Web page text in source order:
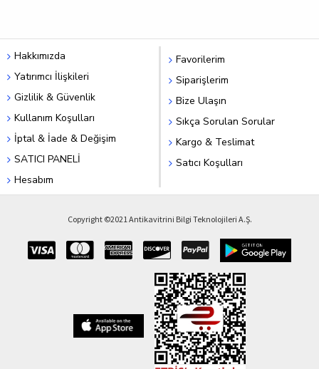
Hakkımızda
Yatırımcı İlişkileri
Gizlilik & Güvenlik
Kullanım Koşulları
İptal & İade & Değişim
SATICI PANELİ
Hesabım
Favorilerim
Siparişlerim
Bize Ulaşın
Sıkça Sorulan Sorular
Kargo & Teslimat
Satıcı Koşulları
Copyright ©2021 Antikavitrini Bilgi Teknolojileri A.Ş.